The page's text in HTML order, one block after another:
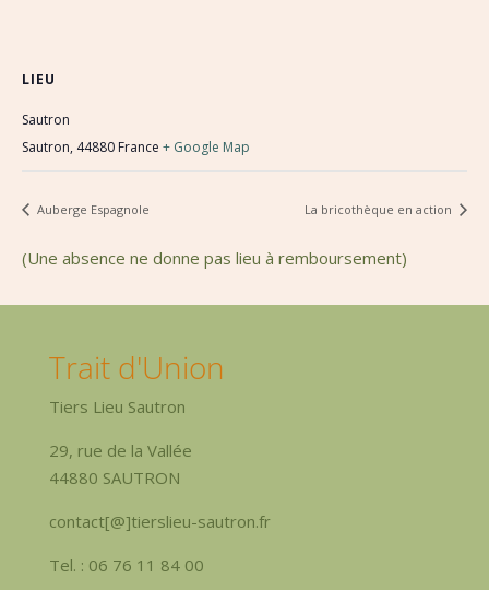
LIEU
Sautron
Sautron, 44880 France + Google Map
Auberge Espagnole La bricothèque en action
(Une absence ne donne pas lieu à remboursement)
Trait d'Union
Tiers Lieu Sautron
29, rue de la Vallée
44880 SAUTRON
contact[@]tierslieu-sautron.fr
Tel. : 06 76 11 84 00